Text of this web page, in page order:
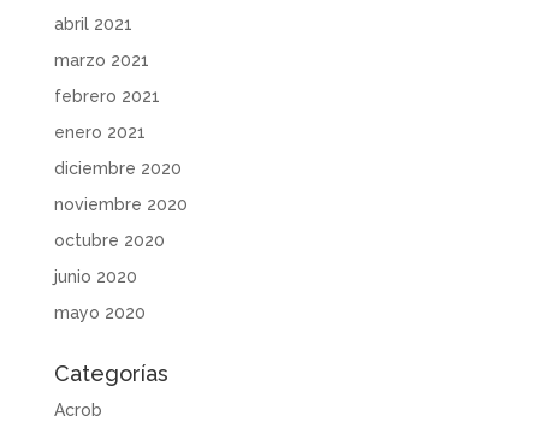
abril 2021
marzo 2021
febrero 2021
enero 2021
diciembre 2020
noviembre 2020
octubre 2020
junio 2020
mayo 2020
Categorías
Acrob